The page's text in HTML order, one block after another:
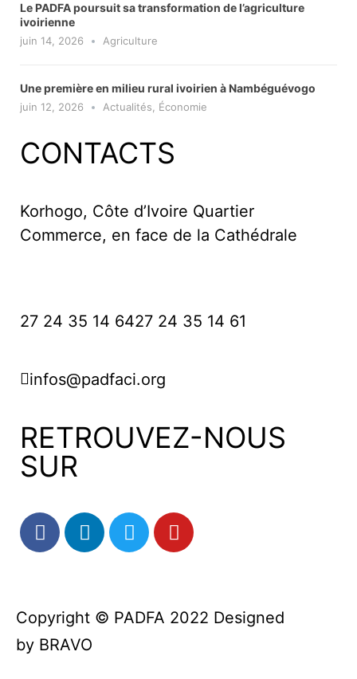
Le PADFA poursuit sa transformation de l’agriculture
ivoirienne
juin 14, 2026 Agriculture
Une première en milieu rural ivoirien à Nambéguévogo
juin 12, 2026 Actualités Économie
CONTACTS
Korhogo, Côte d’Ivoire Quartier
Commerce, en face de la Cathédrale
27 24 35 14 6427 24 35 14 61
infos@padfaci.org
RETROUVEZ-NOUS
SUR
Copyright © PADFA 2022 Designed
by BRAVO